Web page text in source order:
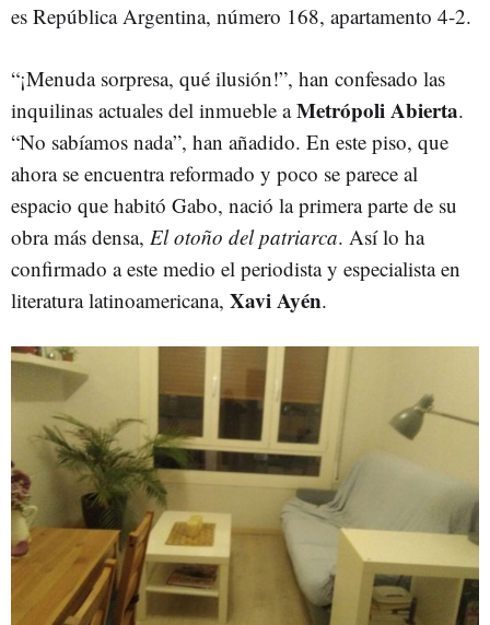
es República Argentina, número 168, apartamento 4-2.
“¡Menuda sorpresa, qué ilusión!”, han confesado las
inquilinas actuales del inmueble aMetrópoli Abierta.
“No sabíamos nada”, han añadido. En este piso, que
ahora se encuentra reformado y poco se parece al
espacio que habitó Gabo, nació la primera parte de su
obra más densa, El otoño del patriarca. Así lo ha
confirmado a este medio el periodista y especialista en
literatura latinoamericana, Xavi Ayén.